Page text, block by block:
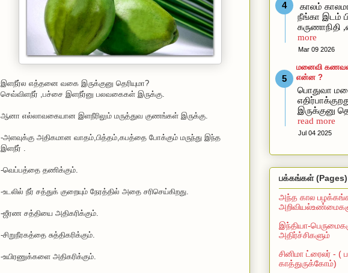
இளநீர்ல எத்தனை வகை இருக்குனு தெரியுமா?
செவ்விளநீர் ,பச்சை இளநீர்னு பலவகைகள் இருக்கு.
ஆனா எல்லாவகையான இளநீரிலும் மருத்துவ குணங்கள் இருக்கு.
-அளவுக்கு அதிகமான வாதம்,பித்தம்,கபத்தை போக்கும் மருந்து இந்த
இளநீர் .
-வெப்பத்தை தணிக்கும்.
-உடலில் நீர் சத்துக் குறையும் நேரத்தில் அதை சரிசெய்கிறது.
-ஜீரண சத்தியை அதிகரிக்கும்.
-சிறுநீரகத்தை சுத்திகரிக்கும்.
-உயிரணுக்களை அதிகரிக்கும்.
காலம்
நீங்கா இடம்
கருணாநிதி
more
Mar 09 2026
மனைவி
என்ன ?
பொதுவா
இருக்குனு
read more
Jul 04 2025
பக்கங்கள் (Pages)
அந்த கால
இந்தியா-
அதிர்ச்சிகளும்
சினிமா ட்ரைலர் - (
காத்துருக்கோம்)